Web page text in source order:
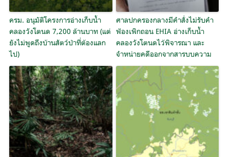
ครม. อนุมัติโครงการอ่างเก็บน้ำ
คลองวังโตนด 7,200 ล้านบาท (แต่
ยังไม่พูดถึงบ้านสัตว์ป่าที่ต้องแลก
ไป)
ศาลปกครองกลางมีคำสั่งไม่รับคำ
ฟ้องเพิกถอน EHIA อ่างเก็บน้ำ
คลองวังโตนดไว้พิจารณา และ
จำหน่ายคดีออกจากสารบบความ